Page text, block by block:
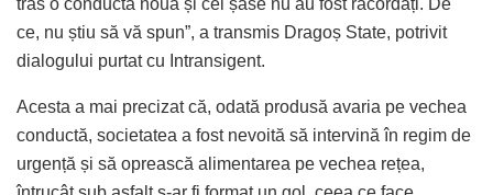
ce, nu știu să vă spun”, a transmis Dragoș State, potrivit
dialogului purtat cu Intransigent.
Acesta a mai precizat că, odată produsă avaria pe vechea
conductă, societatea a fost nevoită să intervină în regim de
urgență și să oprească alimentarea pe vechea rețea,